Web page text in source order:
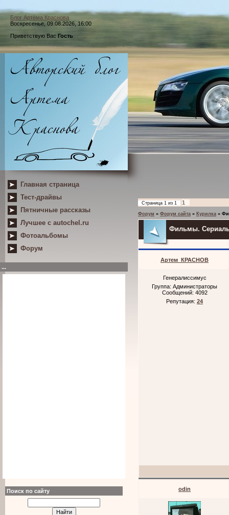
Блог Артёма Краснова
Воскресенье, 09.08.2026, 16:00
Приветствую Вас Гость
Главная страница
Тест-драйвы
Пятничные рассказы
Лучшее с autochel.ru
Фотоальбомы
Форум
...
Поиск по сайту
Страница 1 из 1 1
Форум » Форум сайта » Курилка »
Фильмы.
Артем_КРАСНОВ
Генералиссимус
Группа: Администраторы
Сообщений: 4092
Репутация: 24
odin